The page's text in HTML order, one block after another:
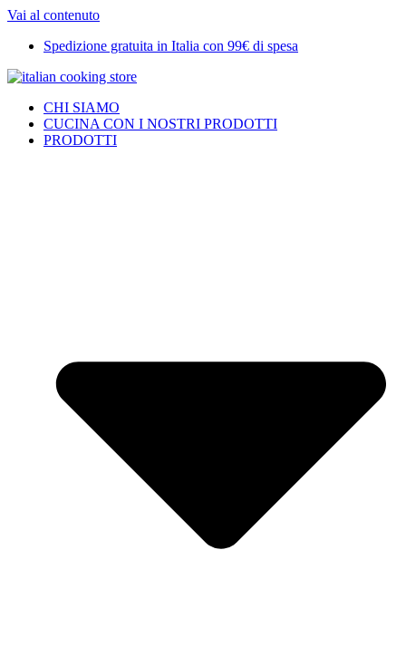
Vai al contenuto
Spedizione gratuita in Italia con 99€ di spesa
CHI SIAMO
CUCINA CON I NOSTRI PRODOTTI
PRODOTTI